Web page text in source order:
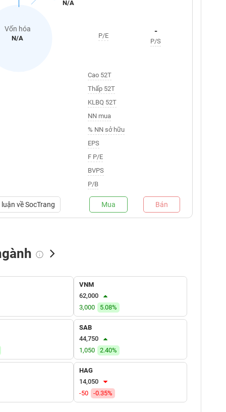
Vốn hóa
N/A
N/A
P/E -
P/S
Cao 52T
Thấp 52T
KLBQ 52T
NN mua
% NN sở hữu
EPS
F P/E
BVPS
P/B
vềSocTrang Mua Bán
Tự doanh mua
VNM
62,000
3,000
5.08%
SAB
44,750
1,050
2.40%
HAG
14,050
-50
-0.35%